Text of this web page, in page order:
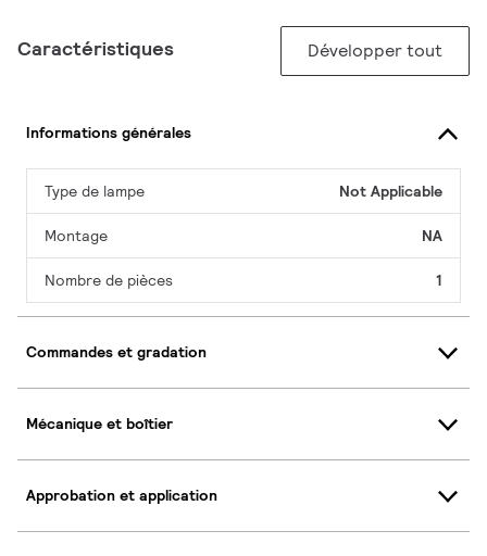
Caractéristiques Développer tout
Informations générales
Type de lampe Not Applicable
Montage NA
Nombre de pièces 1
Commandes et gradation
Mécanique et boîtier
Approbation et application